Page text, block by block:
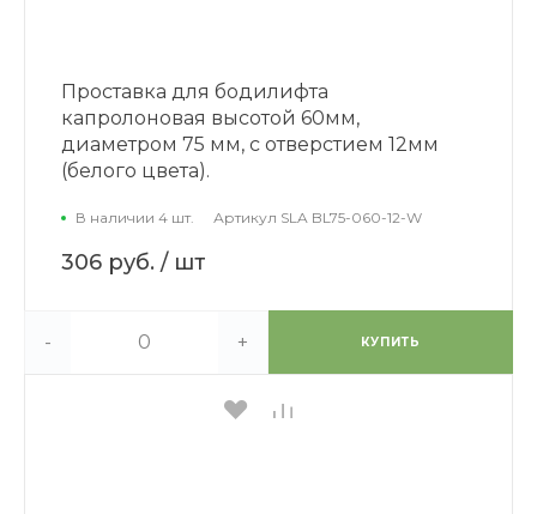
Проставка для бодилифта
капролоновая высотой 60мм,
диаметром 75 мм, с отверстием 12мм
(белого цвета).
В наличии 4 шт. Артикул SLA BL75-060-12-W
306 руб. / шт
- + КУПИТЬ